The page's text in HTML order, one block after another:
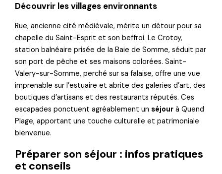
Découvrir les villages environnants
Rue, ancienne cité médiévale, mérite un détour pour sa
chapelle du Saint-Esprit et son beffroi. Le Crotoy,
station balnéaire prisée de la Baie de Somme, séduit par
son port de pêche et ses maisons colorées. Saint-
Valery-sur-Somme, perché sur sa falaise, offre une vue
imprenable sur l’estuaire et abrite des galeries d’art, des
boutiques d’artisans et des restaurants réputés. Ces
escapades ponctuent agréablement unséjour à Quend
Plage, apportant une touche culturelle et patrimoniale
bienvenue.
Préparer son séjour : infos pratiques
et conseils